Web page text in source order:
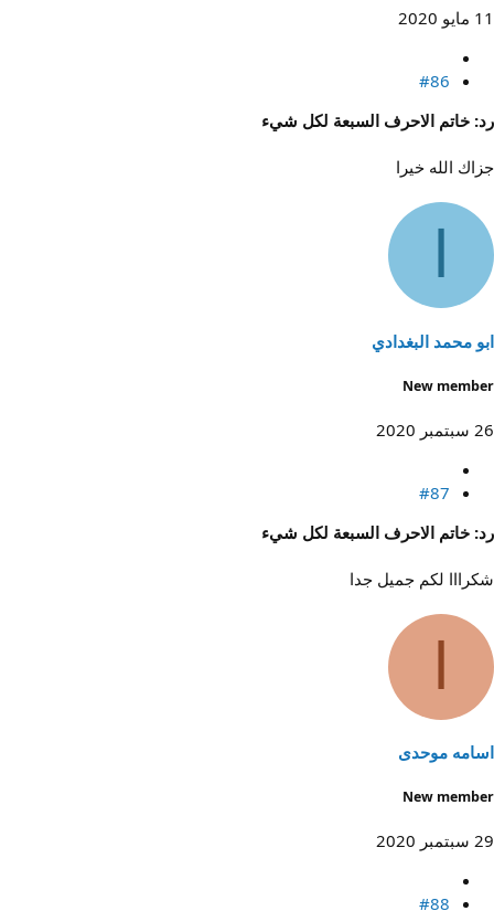
11 مايو 2020
#86
رد: خاتم الاحرف السبعة لكل شيء
جزاك الله خيرا
ابو محمد البغدادي
New member
26 سبتمبر 2020
#87
رد: خاتم الاحرف السبعة لكل شيء
شكرااا لكم جميل جدا
اسامه موحدی
New member
29 سبتمبر 2020
#88